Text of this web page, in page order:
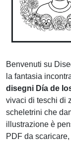
Benvenuti su
la fantasia
disegni Día de
vivaci di teschi di
scheletrini che
illustrazione è
PDF da